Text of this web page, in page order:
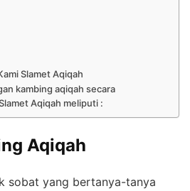
Slamet Aqiqah
kambing aqiqah secara
Aqiqah meliputi :
Aqiqah
sobat yang bertanya-tanya